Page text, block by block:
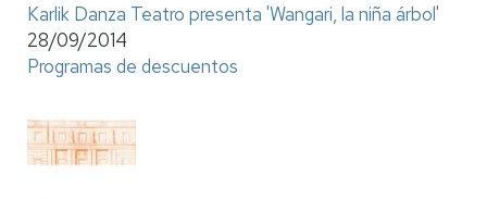
Karlik Danza Teatro presenta 'Wangari, la niña árbol'
28/09/2014
Programas de descuentos